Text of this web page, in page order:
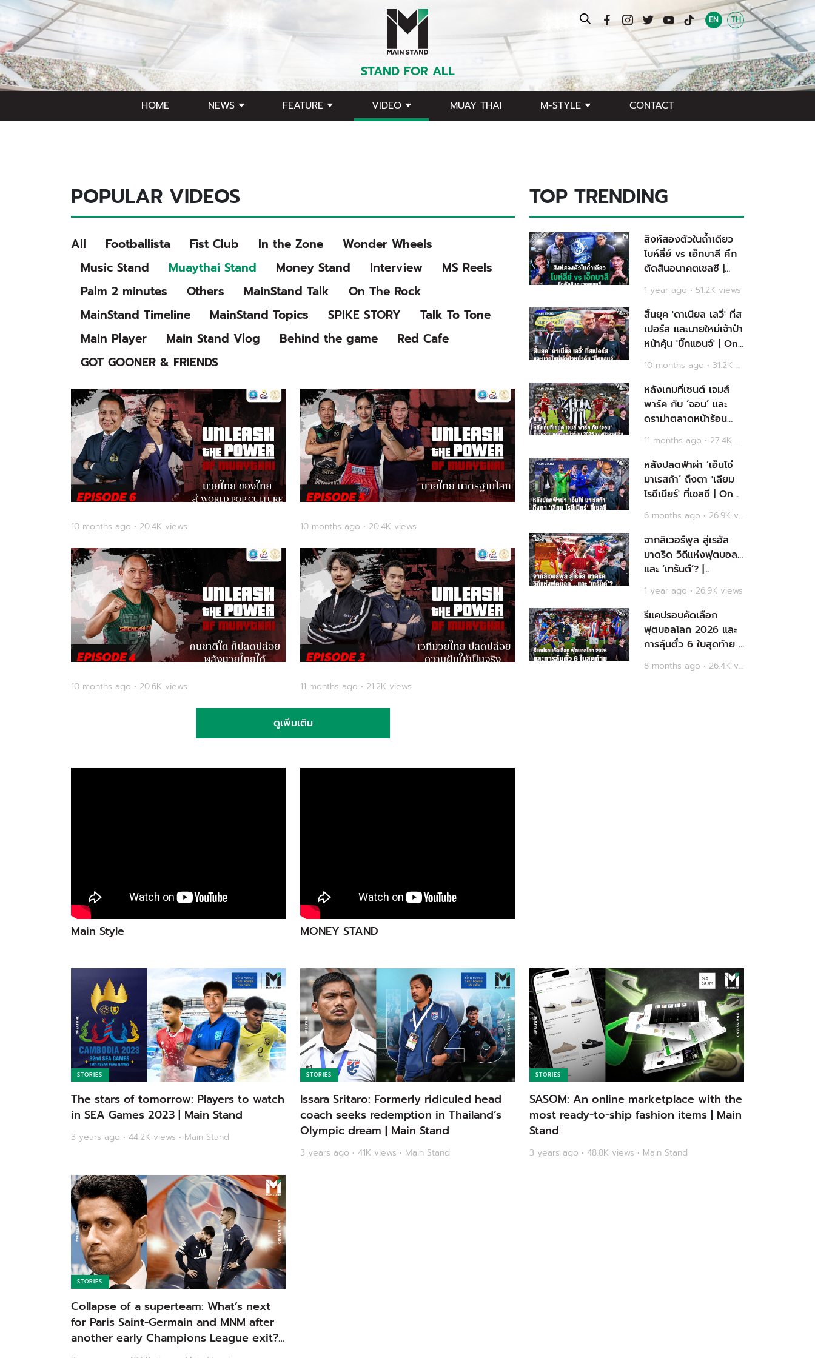
STAND FOR ALL
EN TH
HOME NEWS FEATURE VIDEO MUAY THAI M-STYLE CONTACT
POPULAR VIDEOS
All Footballista Fist Club In the Zone
Wonder Wheels
Music Stand
Muaythai Stand Money Stand Interview
MS Reels
Palm 2 minutes
Others MainStand Talk
On The Rock
MainStand Timeline
MainStand Topics SPIKE STORY
Talk To Tone
Main Player
Main Stand Vlog Behind the game
Red Cafe
GOT GOONER & FRIENDS
10 months ago • 20.4K views 10 months ago • 20.4K views
10 months ago • 20.6K views 11 months ago • 21.2K views
ดูเพิ่มเติม
TOP TRENDING
สิงห์สองตัวในถ้ำเดียว
โบห์ลี่ย์ vs เอ็กบาลี ศึก
ตัดสินอนาคตเชลซี |
EP.122
1 year ago • 51.2K views
สิ้นยุค 'ดาเนียล เลวี่' ที่ส
เปอร์ส และนายใหม่เจ้าป่า
หน้าคุ้น 'บิ๊กแอนจ์' | On
The Rock - Case 128
10 months ago • 31.2K views
หลังเกมที่เซนต์ เจมส์
พาร์ค กับ ‘จอน’ และ
ดราม่าตลาดหน้าร้อน
2025 ของนิวคาสเซิ่ล |
On The Rock - Case
126
11 months ago • 27.4K views
หลังปลดฟ้าผ่า ‘เอ็นโซ่
มาเรสก้า’ ถึงตา 'เลียม
โรซีเนียร์' ที่เชลซี | On
The Rock - Case144
6 months ago • 26.9K views
จากลิเวอร์พูล สู่เรอัล
มาดริด วิถีแห่งฟุตบอล…
และ ‘เทร้นต์’? |
Rock - Case 105
1 year ago • 26.9K views
รีแคปรอบคัดเลือก
ฟุตบอลโลก 2026 และ
การลุ้นตั๋ว 6 ใบสุดท้าย |
On The Rock -
Case138
8 months ago • 26.4K views
Main Style MONEY STAND
STORIES
The stars of tomorrow: Players to watch
in SEA Games 2023 | Main Stand
3 years ago • 44.2K views • Main Stand
STORIES
Issara Sritaro: Formerly ridiculed head
coach seeks redemption in Thailand’s
Olympic dream | Main Stand
3 years ago • 41K views • Main Stand
STORIES
SASOM: An online marketplace with the
most ready-to-ship fashion items | Main
Stand
3 years ago • 48.8K views • Main Stand
STORIES
Collapse of a superteam: What’s next
for Paris Saint-Germain and MNM after
another early Champions League exit? |
Main Stand